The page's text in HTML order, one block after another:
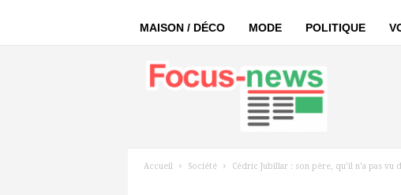
MAISON / DÉCO MODE POLITIQUE
Accueil Société Cédric Jubillar : son père, qu’il n’a pas vu